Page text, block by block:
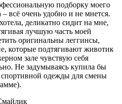
подборку моего
всё очень удобно и не мнется.
деликатно сидит на мне,
лучшую часть моей
оригинальны леггинсы,
которые подтягивают животик
зале чувствую себя
Не задумываясь купила бы
одежды для смены